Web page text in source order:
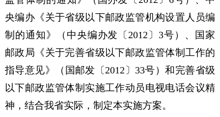
央编办《关于省级以下邮政监管机构设置人员编
制的通知》（中央编办发〔2012〕3号）、国家
邮政局《关于完善省级以下邮政监管体制工作的
指导意见》（国邮发〔2012〕33号）和完善省级
以下邮政监管体制实施工作动员电视电话会议精
神，结合我省实际，制定本实施方案。